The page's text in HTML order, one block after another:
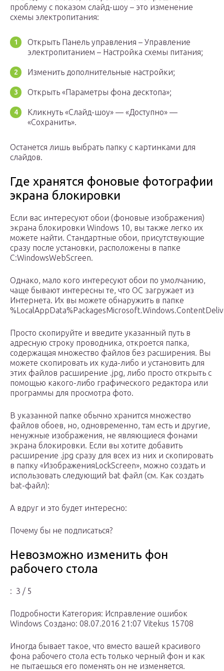
проблему с показом слайд-шоу – это изменение
схемы электропитания:
Открыть Панель управления – Управление
электропитанием – Настройка схемы питания;
Изменить дополнительные настройки;
Открыть «Параметры фона десктопа»;
Кликнуть «Слайд-шоу» — «Доступно» —
«Сохранить».
Останется лишь выбрать папку с картинками для
слайдов.
Где хранятся фоновые фотографии
экрана блокировки
Если вас интересуют обои (фоновые изображения)
экрана блокировки Windows 10, вы также легко их
можете найти. Стандартные обои, присутствующие
сразу после установки, расположены в папке
C:WindowsWebScreen.
Однако, мало кого интересуют обои по умолчанию,
чаще бывают интересны те, что ОС загружает из
Интернета. Их вы можете обнаружить в папке
Просто скопируйте и введите указанный путь в
адресную строку проводника, откроется папка,
содержащая множество файлов без расширения. Вы
можете скопировать их куда-либо и установить для
этих файлов расширение .jpg, либо просто открыть с
помощью какого-либо графического редактора или
программы для просмотра фото.
В указанной папке обычно хранится множество
файлов обоев, но, одновременно, там есть и другие,
ненужные изображения, не являющиеся фонами
экрана блокировки. Если вы хотите добавить
расширение .jpg сразу для всех из них и скопировать
в папку «ИзображенияLockScreen», можно создать и
использовать следующий bat файл (см. Как создать
bat-файл):
А вдруг и это будет интересно:
Почему бы не подписаться?
Невозможно изменить фон
рабочего стола
: 3 / 5
Подробности Категория: Исправление ошибок
Windows Создано: 08.07.2016 21:07 Vitekus 15708
Иногда бывает такое, что вместо вашей красивого
фона рабочего стола есть только черный фон и как
не пытаешься его поменять он не изменяется.